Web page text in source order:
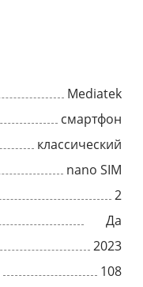
Mediatek
смартфон
классический
nano SIM
2
Да
2023
108